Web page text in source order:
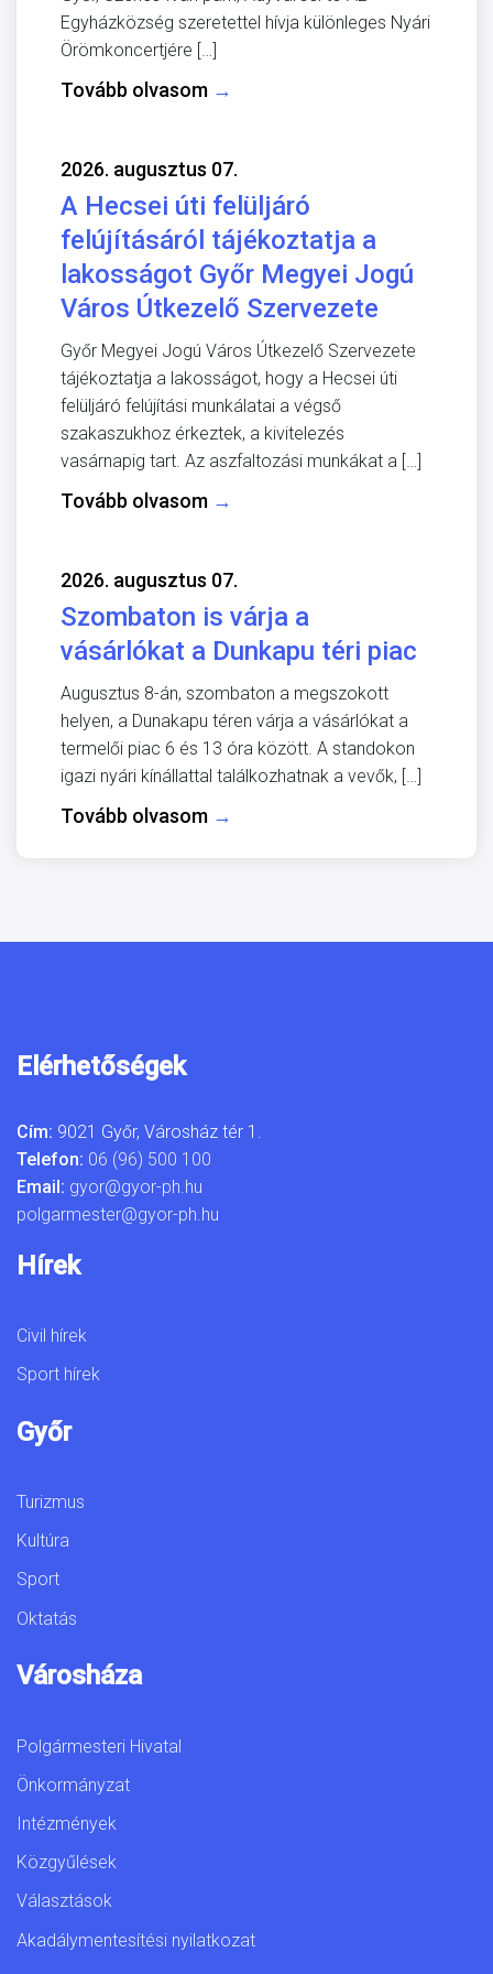
Egyházközség szeretettel hívja különleges Nyári
Örömkoncertjére […]
Tovább olvasom →
2026. augusztus 07.
A Hecsei úti felüljáró
felújításáról tájékoztatja a
lakosságot Győr Megyei Jogú
Város Útkezelő Szervezete
Győr Megyei Jogú Város Útkezelő Szervezete
tájékoztatja a lakosságot, hogy a Hecsei úti
felüljáró felújítási munkálatai a végső
szakaszukhoz érkeztek, a kivitelezés
vasárnapig tart. Az aszfaltozási munkákat a […]
Tovább olvasom →
2026. augusztus 07.
Szombaton is várja a
vásárlókat a Dunkapu téri piac
Augusztus 8-án, szombaton a megszokott
helyen, a Dunakapu téren várja a vásárlókat a
termelői piac 6 és 13 óra között. A standokon
igazi nyári kínállattal találkozhatnak a vevők, […]
Tovább olvasom →
Elérhetőségek
Cím: 9021 Győr, Városház tér 1.
Telefon: 06 (96) 500 100
Email: gyor@gyor-ph.hu
polgarmester@gyor-ph.hu
Hírek
Civil hírek
Sport hírek
Győr
Turizmus
Kultúra
Sport
Oktatás
Városháza
Polgármesteri Hivatal
Önkormányzat
Intézmények
Közgyűlések
Választások
Akadálymentesítési nyilatkozat